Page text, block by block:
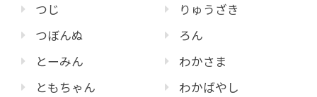
つじ
つぼんぬ
とーみん
ともちゃん
りゅうざき
ろん
わかさま
わかばやし